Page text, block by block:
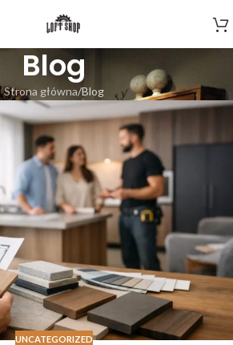
Blog
Strona główna Blog
UNCATEGORIZED